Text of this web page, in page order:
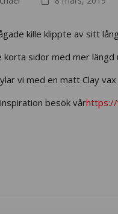
kille klippte av sitt
korta sidor med mer
vi med en matt Clay
besök vårhttps://